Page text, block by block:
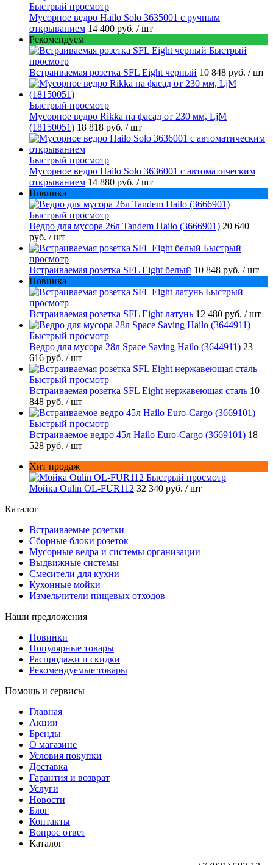
Быстрый просмотр
Мусорное ведро Hailo Solo 3635001 c ручным
открыванием 14 400 руб. / шт
Рекомендуем
Быстрый
просмотр
Встраиваемая розетка SFL Eight черный 10 848 руб. / шт
Быстрый просмотр
Мусорное ведро Rikka на фасад от 230 мм, LjM
(18150051) 18 818 руб. / шт
Быстрый просмотр
Мусорное ведро Hailo Solo 3636001 с автоматическим
открыванием 14 880 руб. / шт
Новинка
Быстрый просмотр
Ведро для мусора 26л Tandem Hailo (3666901) 20 640
руб. / шт
Быстрый
просмотр
Встраиваемая розетка SFL Eight белый 10 848 руб. / шт
Новинка
Быстрый
просмотр
Встраиваемая розетка SFL Eight латунь 12 480 руб. / шт
Быстрый просмотр
Ведро для мусора 28л Space Saving Hailo (3644911) 23
616 руб. / шт
Быстрый просмотр
Встраиваемая розетка SFL Eight нержавеющая сталь 10
848 руб. / шт
Быстрый просмотр
Встраиваемое ведро 45л Hailo Euro-Cargo (3669101) 18
528 руб. / шт
Хит продаж
Быстрый просмотр
Мойка Oulin OL-FUR112 32 340 руб. / шт
Каталог
Встраиваемые розетки
Сборные блоки розеток
Мусорные ведра и системы организации
Выдвижные системы
Смесители для кухни
Кухонные мойки
Измельчители пищевых отходов
Наши предложения
Новинки
Популярные товары
Распродажи и скидки
Рекомендуемые товары
Помощь и сервисы
Главная
Акции
Бренды
О магазине
Условия покупки
Доставка
Гарантия и возврат
Услуги
Новости
Блог
Контакты
Вопрос ответ
Каталог